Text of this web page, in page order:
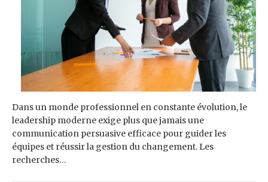
Dans un monde professionnel en constante évolution, le
leadership moderne exige plus que jamais une
communication persuasive efficace pour guider les
équipes et réussir la gestion du changement. Les
recherches…